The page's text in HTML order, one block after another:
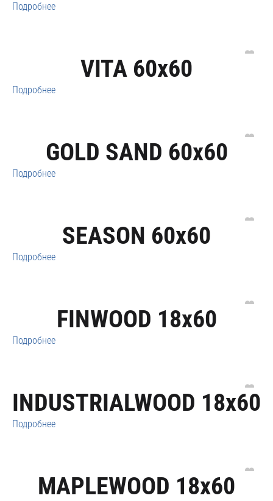
Подробнее
VITA 60x60
Подробнее
GOLD SAND 60x60
Подробнее
SEASON 60x60
Подробнее
FINWOOD 18x60
Подробнее
INDUSTRIALWOOD 18x60
Подробнее
MAPLEWOOD 18x60